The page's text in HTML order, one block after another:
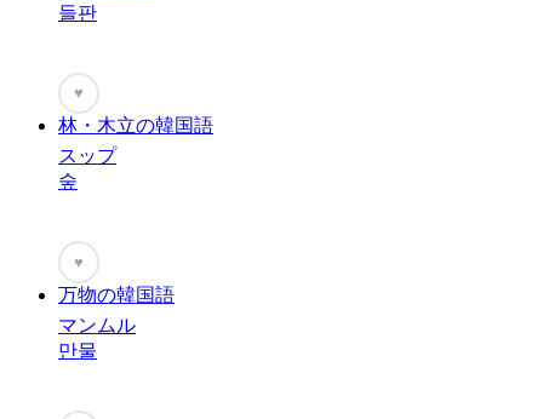
들판
♥
林・木立の韓国語
スップ
숲
♥
万物の韓国語
マンムル
만물